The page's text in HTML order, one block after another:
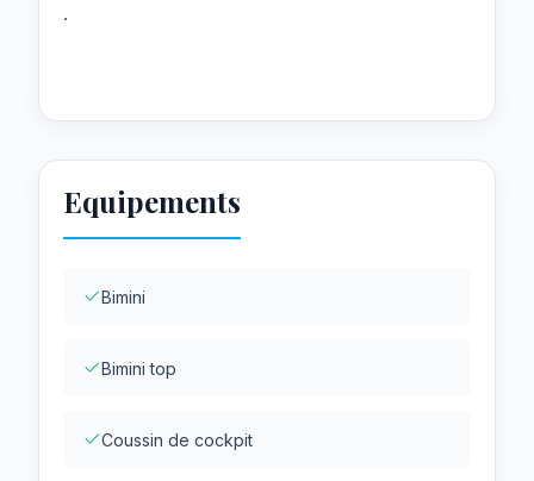
.
Equipements
Bimini
Bimini top
Coussin de cockpit